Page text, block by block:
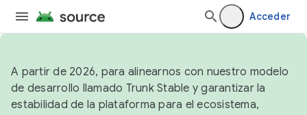
Acceder
A partir de 2026, para alinearnos con nuestro modelo
de desarrollo llamado Trunk Stable y garantizar la
estabilidad de la plataforma para el ecosistema,